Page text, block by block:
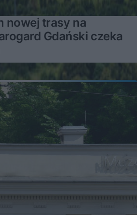
nowej trasy na
Gdański czeka